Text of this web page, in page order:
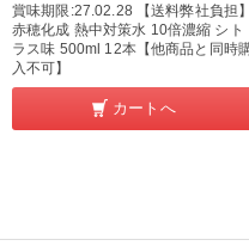
賞味期限:27.02.28 【送料弊社負担】
赤穂化成 熱中対策水 10倍濃縮 シト
ラス味 500ml 12本【他商品と同時
入不可】
カートへ